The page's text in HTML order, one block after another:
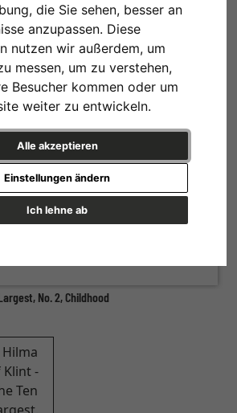
die Sie sehen, besser an
anzupassen. Diese
nutzen wir außerdem, um
messen, um zu verstehen,
Besucher kommen oder um
weiter zu entwickeln.
Alle akzeptieren
Ich lehne ab
Einstellungen ändern
No. 2, Childhood